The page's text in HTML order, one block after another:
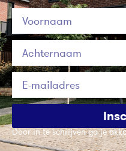
Door in te schrijven ga je